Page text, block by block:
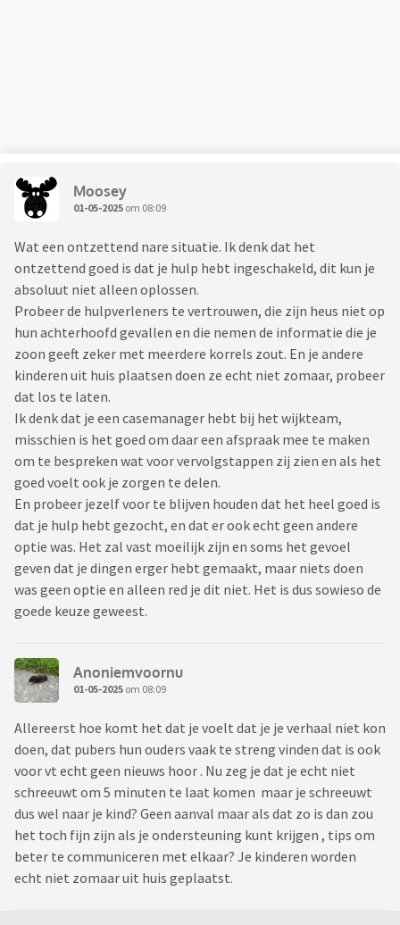
Moosey
01-05-2025 om 08:09
Wat een ontzettend nare situatie. Ik denk dat het
ontzettend goed is dat je hulp hebt ingeschakeld, dit kun je
absoluut niet alleen oplossen.
Probeer de hulpverleners te vertrouwen, die zijn heus niet op
hun achterhoofd gevallen en die nemen de informatie die je
zoon geeft zeker met meerdere korrels zout. En je andere
kinderen uit huis plaatsen doen ze echt niet zomaar, probeer
dat los te laten.
Ik denk dat je een casemanager hebt bij het wijkteam,
misschien is het goed om daar een afspraak mee te maken
om te bespreken wat voor vervolgstappen zij zien en als het
goed voelt ook je zorgen te delen.
En probeer jezelf voor te blijven houden dat het heel goed is
dat je hulp hebt gezocht, en dat er ook echt geen andere
optie was. Het zal vast moeilijk zijn en soms het gevoel
geven dat je dingen erger hebt gemaakt, maar niets doen
was geen optie en alleen red je dit niet. Het is dus sowieso de
goede keuze geweest.
Anoniemvoornu
01-05-2025 om 08:09
Allereerst hoe komt het dat je voelt dat je je verhaal niet kon
doen, dat pubers hun ouders vaak te streng vinden dat is ook
voor vt echt geen nieuws hoor . Nu zeg je dat je echt niet
schreeuwt om 5 minuten te laat komen maar je schreeuwt
dus wel naar je kind? Geen aanval maar als dat zo is dan zou
het toch fijn zijn als je ondersteuning kunt krijgen , tips om
beter te communiceren met elkaar? Je kinderen worden
echt niet zomaar uit huis geplaatst.